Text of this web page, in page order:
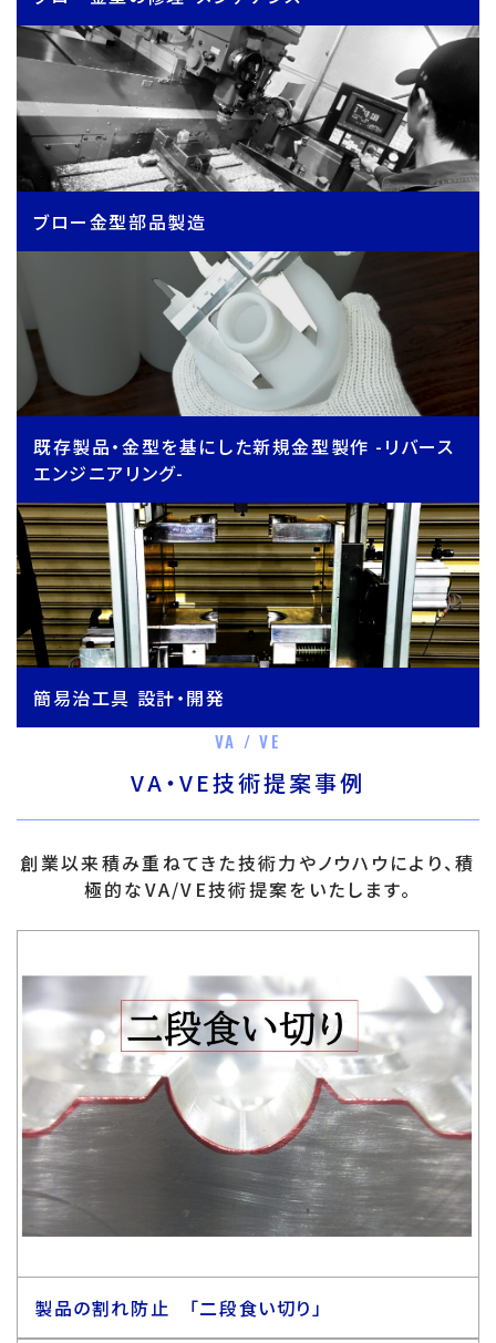
ブロー金型部品製造
既存製品・金型を基にした新規金型製作 -リバース
エンジニアリング-
簡易治工具 設計・開発
VA / VE
VA・VE技術提案事例
創業以来積み重ねてきた技術力やノウハウにより、積
極的なVA/VE技術提案をいたします。
製品の割れ防止 「二段食い切り」